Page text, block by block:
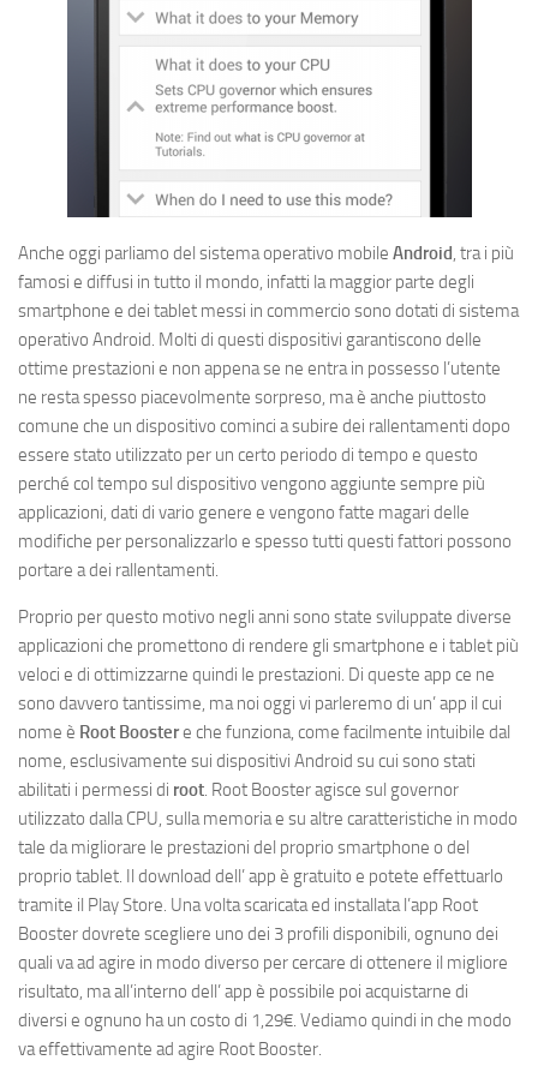
Anche oggi parliamo del sistema operativo mobile Android, tra i più
famosi e diffusi in tutto il mondo, infatti la maggior parte degli
smartphone e dei tablet messi in commercio sono dotati di sistema
operativo Android. Molti di questi dispositivi garantiscono delle
ottime prestazioni e non appena se ne entra in possesso l’utente
ne resta spesso piacevolmente sorpreso, ma è anche piuttosto
comune che un dispositivo cominci a subire dei rallentamenti dopo
essere stato utilizzato per un certo periodo di tempo e questo
perché col tempo sul dispositivo vengono aggiunte sempre più
applicazioni, dati di vario genere e vengono fatte magari delle
modifiche per personalizzarlo e spesso tutti questi fattori possono
portare a dei rallentamenti.
Proprio per questo motivo negli anni sono state sviluppate diverse
applicazioni che promettono di rendere gli smartphone e i tablet più
veloci e di ottimizzarne quindi le prestazioni. Di queste app ce ne
sono davvero tantissime, ma noi oggi vi parleremo di un’ app il cui
nome è Root Boostere che funziona, come facilmente intuibile dal
nome, esclusivamente sui dispositivi Android su cui sono stati
abilitati i permessi di root. Root Booster agisce sul governor
utilizzato dalla CPU, sulla memoria e su altre caratteristiche in modo
tale da migliorare le prestazioni del proprio smartphone o del
proprio tablet. Il download dell’ app è gratuito e potete effettuarlo
tramite il Play Store. Una volta scaricata ed installata l’app Root
Booster dovrete scegliere uno dei 3 profili disponibili, ognuno dei
quali va ad agire in modo diverso per cercare di ottenere il migliore
risultato, ma all’interno dell’ app è possibile poi acquistarne di
diversi e ognuno ha un costo di 1,29€. Vediamo quindi in che modo
va effettivamente ad agire Root Booster.